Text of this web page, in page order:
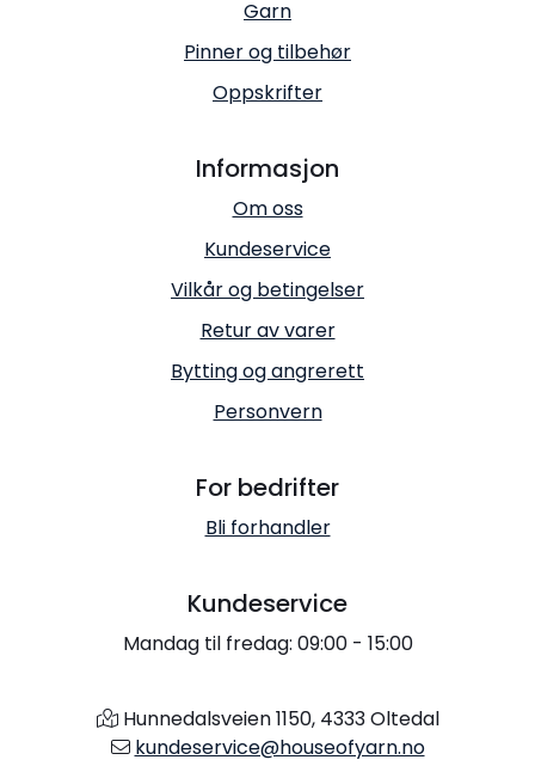
Garn
Pinner og tilbehør
Oppskrifter
Informasjon
Om oss
Kundeservice
Vilkår og betingelser
Retur av varer
Bytting og angrerett
Personvern
For bedrifter
Bli forhandler
Kundeservice
Mandag til fredag: 09:00 - 15:00
Hunnedalsveien 1150, 4333 Oltedal
kundeservice@houseofyarn.no